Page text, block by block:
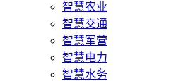
智慧农业
智慧交通
智慧军营
智慧电力
智慧水务